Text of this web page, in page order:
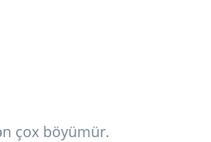
çox böyümür.